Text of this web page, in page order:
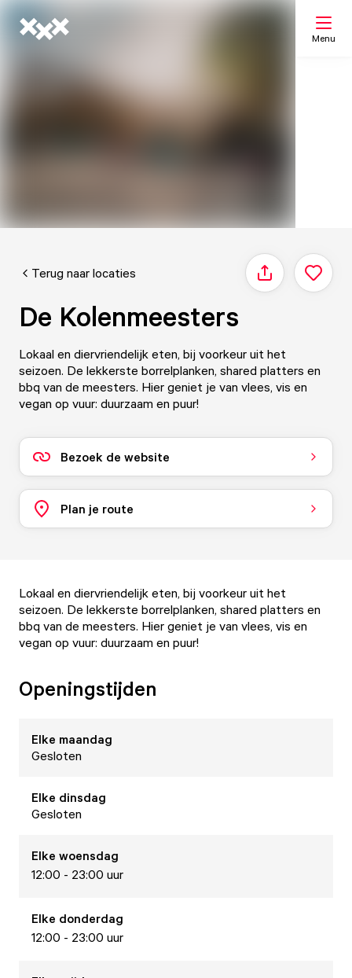
Menu
Terug naar locaties Delen
De Kolenmeesters
Lokaal en diervriendelijk eten, bij voorkeur uit het
seizoen. De lekkerste borrelplanken, shared platters en
bbq van de meesters. Hier geniet je van vlees, vis en
vegan op vuur: duurzaam en puur!
Bezoek de website
Plan je route
Lokaal en diervriendelijk eten, bij voorkeur uit het
seizoen. De lekkerste borrelplanken, shared platters en
bbq van de meesters. Hier geniet je van vlees, vis en
vegan op vuur: duurzaam en puur!
Openingstijden
Elke maandag
Gesloten
Elke dinsdag
Gesloten
Elke woensdag
12:00 - 23:00 uur
Elke donderdag
12:00 - 23:00 uur